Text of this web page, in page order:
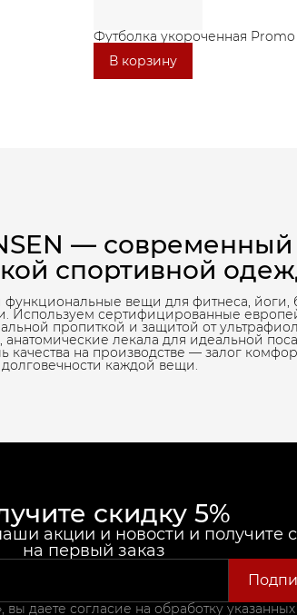
Футболка укороченная
В корзину
—
спортивной
вещи для фитнеса, йоги,
Используем сертифицированные
пропиткой и защитой от
лекала для идеальной
качества на производстве — залог
каждой вещи.
скидку 5%
акции и новости и получите
на первый заказ
вы даете согласие на обработку указанных